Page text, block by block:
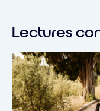
Lectures